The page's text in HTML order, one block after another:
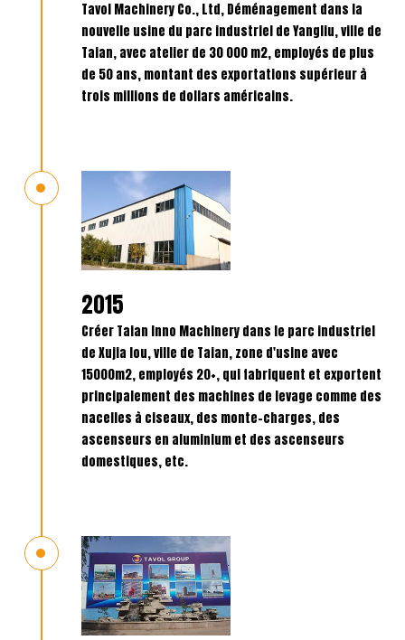
Tavol Machinery Co., Ltd, Déménagement dans la
nouvelle usine du parc industriel de Yangliu, ville de
Taian, avec atelier de 30 000 m2, employés de plus
de 50 ans, montant des exportations supérieur à
trois millions de dollars américains.
2015
Créer Taian Inno Machinery dans le parc industriel
de Xujia lou, ville de Taian, zone d'usine avec
15000m2, employés 20+, qui fabriquent et exportent
principalement des machines de levage comme des
nacelles à ciseaux, des monte-charges, des
ascenseurs en aluminium et des ascenseurs
domestiques, etc.